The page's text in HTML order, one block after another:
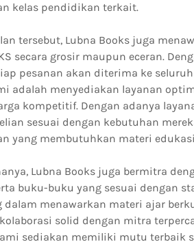
kelas pendidikan terkait.
tersebut, Lubna Books juga
secara grosir maupun eceran.
pesanan akan diterima ke
adalah menyediakan layanan
kompetitif. Dengan adanya
sesuai dengan kebutuhan
yang membutuhkan materi
Lubna Books juga bermitra
buku-buku yang sesuai dengan
dalam menawarkan materi ajar
solid dengan mitra
sediakan memiliki mutu terbaik